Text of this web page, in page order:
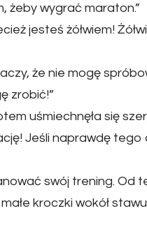
żeby wygrać maraton.”
jesteś żółwiem!
że nie mogę
zrobić!”
uśmiechnęła się
Jeśli naprawdę
swój trening. Od
kroczki wokół